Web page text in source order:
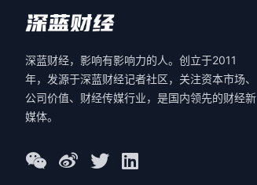
深蓝财经，影响有影响力的人。创立于2011
年，发源于深蓝财经记者社区，关注资本市场、
公司价值、财经传媒行业，是国内领先的财经新
媒体。